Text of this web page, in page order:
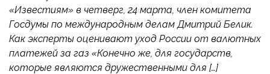
«Известиям» в четверг, 24 марта, член комитета
Госдумы по международным делам Дмитрий Белик.
Как эксперты оценивают уход России от валютных
платежей за газ «Конечно же, для государств,
которые являются дружественными для […]